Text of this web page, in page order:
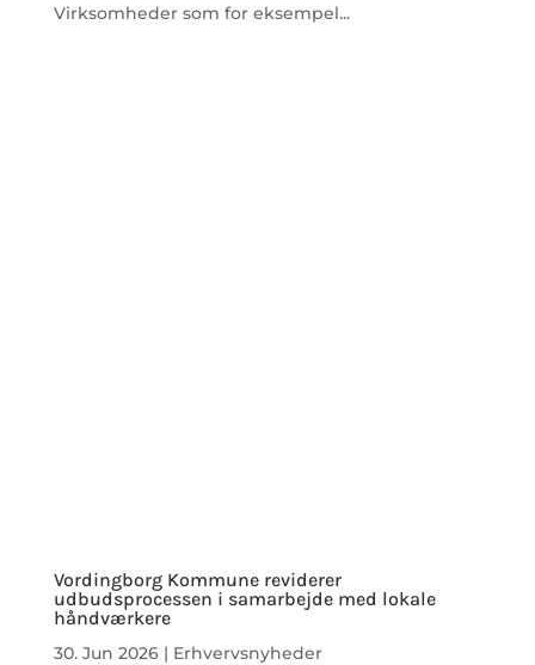
Virksomheder som for eksempel...
Vordingborg Kommune reviderer
udbudsprocessen i samarbejde med lokale
håndværkere
30. Jun 2026| Erhvervsnyheder